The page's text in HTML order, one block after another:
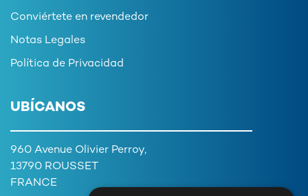
Conviértete en revendedor
Notas Legales
Política de Privacidad
UBÍCANOS
960 Avenue Olivier Perroy,
13790 ROUSSET
FRANCE